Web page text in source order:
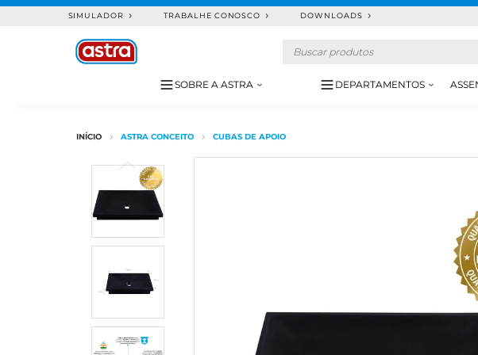
SIMULADOR TRABALHE CONOSCO DOWNLOADS
SOBRE A ASTRA DEPARTAMENTOS
ASTRA CONCEITO CUBAS DE APOIO